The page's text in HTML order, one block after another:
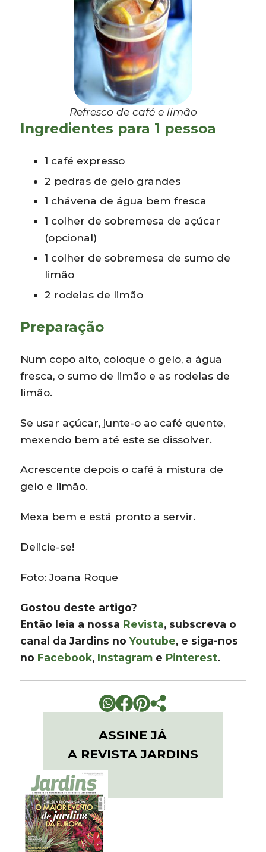
Refresco de café e limão
Ingredientes para 1 pessoa
1 café expresso
2 pedras de gelo grandes
1 chávena de água bem fresca
1 colher de sobremesa de açúcar
(opcional)
1 colher de sobremesa de sumo de
limão
2 rodelas de limão
Preparação
Num copo alto, coloque o gelo, a água
fresca, o sumo de limão e as rodelas de
limão.
Se usar açúcar, junte-o ao café quente,
mexendo bem até este se dissolver.
Acrescente depois o café à mistura de
gelo e limão.
Mexa bem e está pronto a servir.
Delicie-se!
Foto: Joana Roque
Gostou deste artigo?
Então leia a nossa Revista, subscreva o
canal da Jardins noYoutube, e siga-nos
no Facebook, Instagram e Pinterest.
ASSINE JÁ
A REVISTA JARDINS